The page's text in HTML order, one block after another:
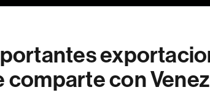
comparte con